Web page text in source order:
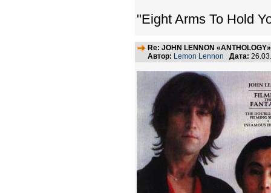
"Eight Arms To Hold
Re: JOHN LENNON
Автор: Lemon Lennon Дата: